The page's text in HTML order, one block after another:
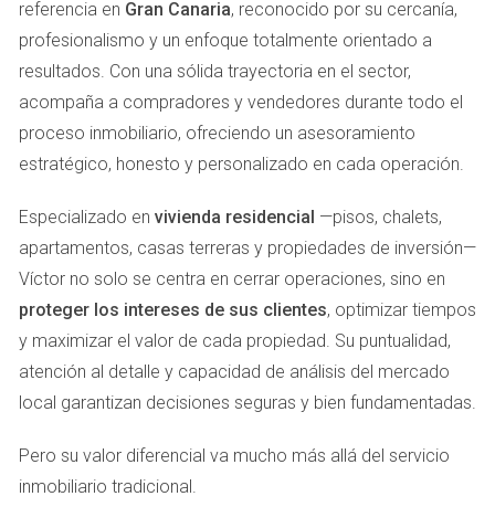
en la compra de una casa en Las Palmas es reunir toda la
documentación necesaria. Este proceso puede parecer
tedioso, pero es crucial para asegurar que la compra se
realice de manera legal y transparente. Los documentos
más comunes incluyen:
documento de identificación, ya sea un DNI español
o un NIE (Número de Identificación de Extranjero) si
eres un ciudadano extranjero.
Comprobante de ingresos:Necesitarás justificar tu
capacidad financiera mediante nóminas,
declaraciones de la renta, o cualquier documento que
respalde tu solvencia económica.
Contrato de arras:Este documento es fundamental
partes están comprometidas con la transacción.
vendedor presente la escritura actualizada de la
referencia en Gran Canaria, reconocido por su cercanía,
profesionalismo y un enfoque totalmente orientado a
resultados. Con una sólida trayectoria en el sector,
acompaña a compradores y vendedores durante todo el
proceso inmobiliario, ofreciendo un asesoramiento
estratégico, honesto y personalizado en cada operación.
Especializado en vivienda residencial —pisos, chalets,
apartamentos, casas terreras y propiedades de inversión—
Víctor no solo se centra en cerrar operaciones, sino en
proteger los intereses de sus clientes, optimizar tiempos
y maximizar el valor de cada propiedad. Su puntualidad,
atención al detalle y capacidad de análisis del mercado
local garantizan decisiones seguras y bien fundamentadas.
Pero su valor diferencial va mucho más allá del servicio
inmobiliario tradicional.